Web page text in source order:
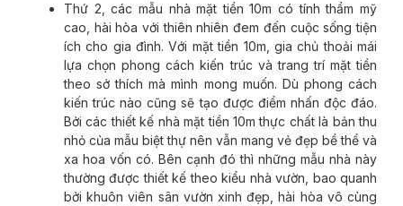
Thứ 2, các mẫu nhà mặt tiền 10m có tính thẩm mỹ
cao, hài hòa với thiên nhiên đem đến cuộc sống tiện
ích cho gia đình. Với mặt tiền 10m, gia chủ thoải mái
lựa chọn phong cách kiến trúc và trang trí mặt tiền
theo sở thích mà mình mong muốn. Dù phong cách
kiến trúc nào cũng sẽ tạo được điểm nhấn độc đáo.
Bởi các thiết kế nhà mặt tiền 10m thực chất là bản thu
nhỏ của mẫu biệt thự nên vẫn mang vẻ đẹp bề thể và
xa hoa vốn có. Bên cạnh đó thì những mẫu nhà này
thường được thiết kế theo kiểu nhà vườn, bao quanh
bởi khuôn viên sân vườn xinh đẹp, hài hòa vô cùng